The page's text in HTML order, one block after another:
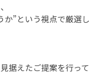
か”という視点で厳選し
据えたご提案を行って